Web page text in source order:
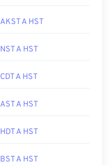
AKST A HST
NST A HST
CDT A HST
AST A HST
HDT A HST
BST A HST